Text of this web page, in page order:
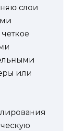
слои
или